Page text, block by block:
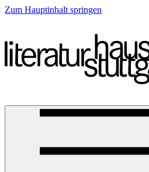
Zum Hauptinhalt springen